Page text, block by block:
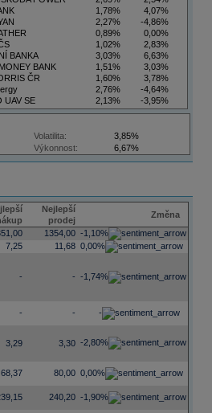
1,78%
4,07%
2,27%
-4,86%
0,89%
0,00%
1,02%
2,83%
BANKA
3,03%
6,63%
BANK
1,51%
3,03%
ČR
1,60%
3,78%
2,76%
-4,64%
UAV SE
2,13%
-3,95%
3,50%
5,88%
Volatilita:
3,85%
Výkonnost:
6,67%
Nejlepší
prodej
Změna
1354,00 -1,10%
7,25 11,68 0,00%
- - -1,74%
- - -
3,29 3,30 -2,80%
68,37 80,00 0,00%
240,20 -1,90%